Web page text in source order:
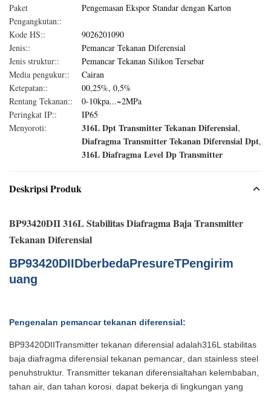
Paket
Pengangkutan::
Pengemasan Ekspor Standar dengan Karton
Kode HS::
9026201090
Jenis::
Pemancar Tekanan Diferensial
Jenis struktur::
Pemancar Tekanan Silikon Tersebar
Media pengukur::
Cairan
Ketepatan::
00,25%, 0,5%
Rentang Tekanan::
0-10kpa...~2MPa
Peringkat IP::
IP65
Menyoroti:
316L Dpt Transmitter Tekanan Diferensial,
Diafragma Transmitter Tekanan Diferensial Dpt,
316L Diafragma Level Dp Transmitter
Deskripsi Produk
BP93420DII 316L Stabilitas Diafragma Baja Transmitter
Tekanan Diferensial
BP93420DIIDberbedaPresureTPengirim
uang
Pengenalan pemancar tekanan diferensial:
BP93420DIITransmitter tekanan diferensial adalah316L stabilitas
baja diafragma diferensial tekanan pemancar , dan stainless steel
penuhstruktur. Transmitter tekanan diferensialtahan kelembaban,
tahan air, dan tahan korosi. dapat bekerja di lingkungan yang